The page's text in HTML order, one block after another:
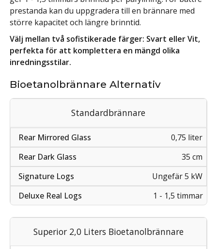
prestanda kan du uppgradera till en brännare med
större kapacitet och längre brinntid.
Välj mellan två sofistikerade färger: Svart eller Vit,
perfekta för att komplettera en mängd olika
inredningsstilar.
Bioetanolbrännare Alternativ
Standardbrännare
0,75 liter
35 cm
Ungefär 5 kW
1 - 1,5 timmar
Superior 2,0 Liters Bioetanolbrännare